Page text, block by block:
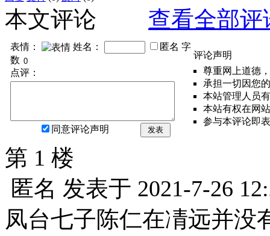
本文评论 查看全部评
表情： 姓名： 匿名 字
数
点评：
同意评论声明 发表
评论声明
尊重网上道德
承担一切因您
本站管理人员
本站有权在网
参与本评论即
第 1 楼
匿名 发表于 2021-7-26
凤台七子陈仁在凊远并没